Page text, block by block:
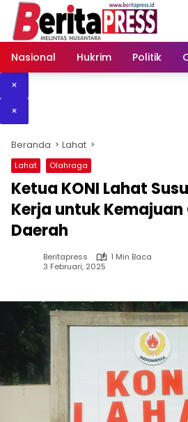
Langsung
konten
Nasional
Hukrim Politik
×
×
Beranda Lahat
Lahat Olahraga
Ketua KONI Lahat
Kerja untuk
Daerah
Beritapress
1 Min Baca
3 Februari, 2025